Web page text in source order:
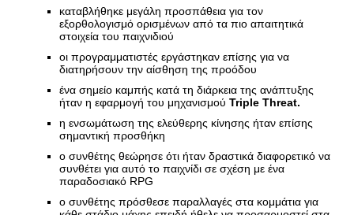
καταβλήθηκε μεγάλη προσπάθεια για τον
εξορθολογισμό ορισμένων από τα πιο απαιτητικά
στοιχεία του παιχνιδιού
οι προγραμματιστές εργάστηκαν επίσης για να
διατηρήσουν την αίσθηση της προόδου
ένα σημείο καμπής κατά τη διάρκεια της ανάπτυξης
ήταν η εφαρμογή του μηχανισμού Triple Threat.
η ενσωμάτωση της ελεύθερης κίνησης ήταν επίσης
σημαντική προσθήκη
ο συνθέτης θεώρησε ότι ήταν δραστικά διαφορετικό να
συνθέτει για αυτό το παιχνίδι σε σχέση με ένα
παραδοσιακό RPG
ο συνθέτης πρόσθεσε παραλλαγές στα κομμάτια για